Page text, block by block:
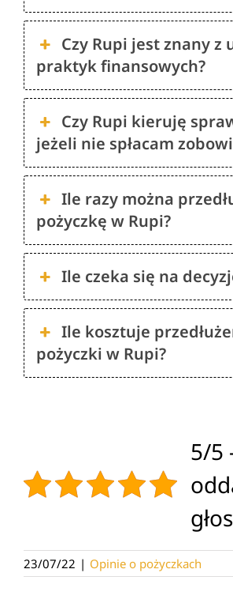
Czy Rupi jest znany z
praktyk finansowych?
Czy Rupi kieruję
jeżeli nie spłacam
Ile razy można
pożyczkę w Rupi?
Ile czeka się na
Ile kosztuje
pożyczki w Rupi?
5/5
23/07/22 | Opinie o pożyczkach